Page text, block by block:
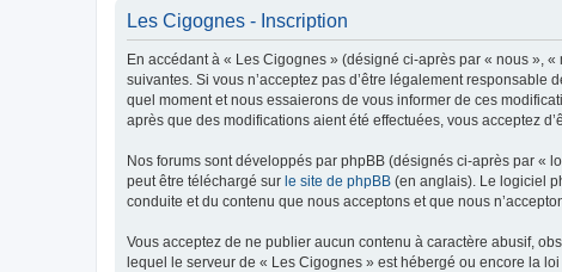
Les Cigognes - Inscription
En accédant à « Les Cigognes » (désigné ci-après par « nous »,
suivantes. Si vous n’acceptez pas d’être légalement
quel moment et nous essaierons de vous informer de ces
après que des modifications aient été effectuées, vous acceptez
Nos forums sont développés par phpBB (désignés ci-après par «
peut être téléchargé sur le site de phpBB (en anglais). Le logiciel
conduite et du contenu que nous acceptons et que nous
Vous acceptez de ne publier aucun contenu à caractère abusif,
lequel le serveur de « Les Cigognes » est hébergé ou encore la